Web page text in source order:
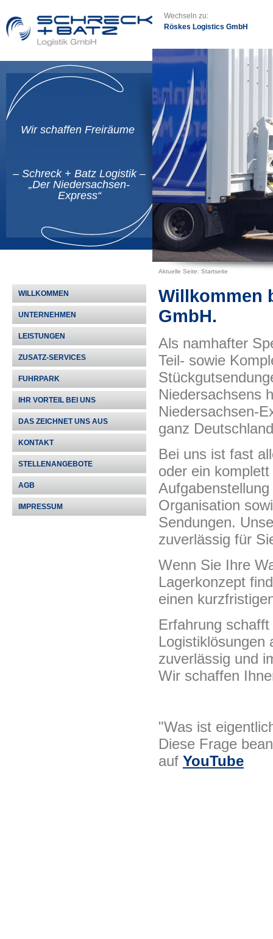
Wechseln zu:
Röskes Logistics GmbH
Wir schaffen Freiräume
– Schreck + Batz Logistik –
„Der Niedersachsen-
Express“
Aktuelle Seite: Startseite
WILLKOMMEN
UNTERNEHMEN
LEISTUNGEN
ZUSATZ-SERVICES
FUHRPARK
IHR VORTEIL BEI UNS
DAS ZEICHNET UNS AUS
KONTAKT
STELLENANGEBOTE
AGB
IMPRESSUM
Willkommen
GmbH.
Als namhafter
Teil- sowie
Niedersachsens
Niedersachsen-
ganz
Bei uns ist fast
oder ein
Organisation
Sendungen.
zuverlässig für
Wenn Sie Ihre
Lagerkonzept
einen
Erfahrung
Logistiklösungen
zuverlässig und
Wir schaffen
"Was ist
Diese Frage
auf YouTube